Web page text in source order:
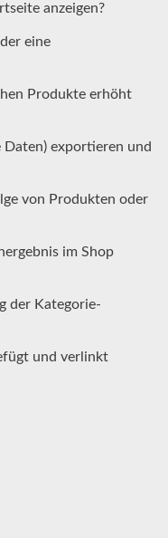
anzeigen?
eine
Produkte erhöht
exportieren und
von Produkten oder
im Shop
der Kategorie-
und verlinkt